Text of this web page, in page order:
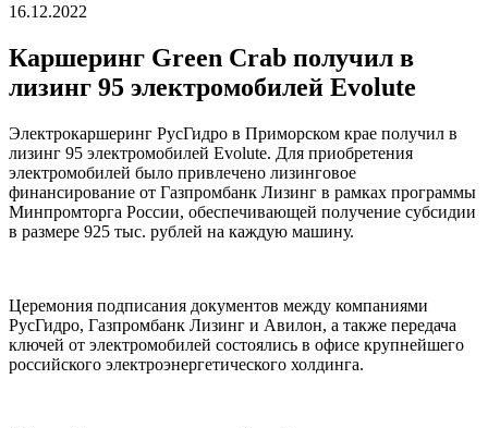
16.12.2022
Каршеринг Green Crab получил в
лизинг 95 электромобилей Evolute
Электрокаршеринг РусГидро в Приморском крае получил в
лизинг 95 электромобилей Evolute. Для приобретения
электромобилей было привлечено лизинговое
финансирование от Газпромбанк Лизинг в рамках программы
Минпромторга России, обеспечивающей получение субсидии
в размере 925 тыс. рублей на каждую машину.
Церемония подписания документов между компаниями
РусГидро, Газпромбанк Лизинг и Авилон, а также передача
ключей от электромобилей состоялись в офисе крупнейшего
российского электроэнергетического холдинга.